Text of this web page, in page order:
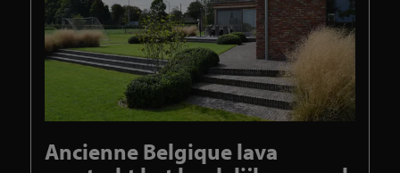
Ancienne Belgique lava